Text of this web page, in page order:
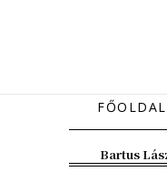
FŐOLDAL
Bartus